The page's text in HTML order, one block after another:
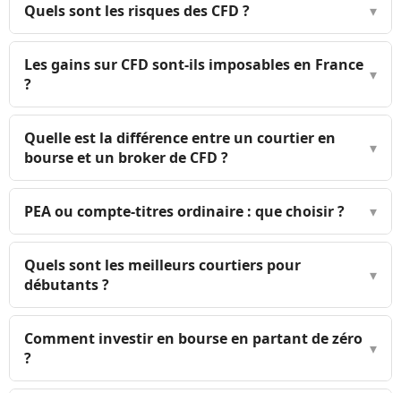
Quels sont les risques des CFD ? ▾
Les gains sur CFD sont-ils imposables en France
?
▾
Quelle est la différence entre un courtier en
bourse et un broker de CFD ?
▾
PEA ou compte-titres ordinaire : que choisir ? ▾
Quels sont les meilleurs courtiers pour
débutants ?
▾
Comment investir en bourse en partant de zéro
?
▾